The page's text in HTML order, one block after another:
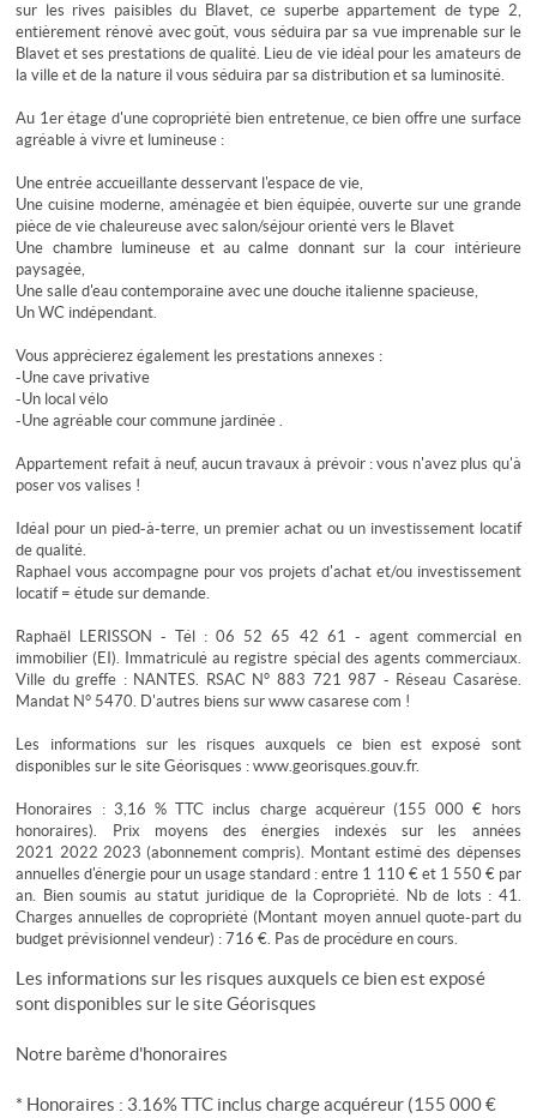
sur les rives paisibles du Blavet, ce superbe appartement de type 2,
entièrement rénové avec goût, vous séduira par sa vue imprenable sur le
Blavet et ses prestations de qualité. Lieu de vie idéal pour les amateurs de
la ville et de la nature il vous séduira par sa distribution et sa luminosité.
Au 1er étage d'une copropriété bien entretenue, ce bien offre une surface
agréable à vivre et lumineuse :
Une entrée accueillante desservant l'espace de vie,
Une cuisine moderne, aménagée et bien équipée, ouverte sur une grande
pièce de vie chaleureuse avec salon/séjour orienté vers le Blavet
Une chambre lumineuse et au calme donnant sur la cour intérieure
paysagée,
Une salle d'eau contemporaine avec une douche italienne spacieuse,
Un WC indépendant.
Vous apprécierez également les prestations annexes :
-Une cave privative
-Un local vélo
-Une agréable cour commune jardinée .
Appartement refait à neuf, aucun travaux à prévoir : vous n'avez plus qu'à
poser vos valises !
Idéal pour un pied-à-terre, un premier achat ou un investissement locatif
de qualité.
Raphael vous accompagne pour vos projets d'achat et/ou investissement
locatif = étude sur demande.
Raphaël LERISSON - Tél : 06 52 65 42 61 - agent commercial en
immobilier (EI). Immatriculé au registre spécial des agents commerciaux.
Ville du greffe : NANTES. RSAC N° 883 721 987 - Réseau Casarèse.
Mandat N° 5470. D'autres biens sur www casarese com !
Les informations sur les risques auxquels ce bien est exposé sont
disponibles sur le site Géorisques : www.georisques.gouv.fr.
Honoraires : 3,16 % TTC inclus charge acquéreur (155 000 € hors
honoraires). Prix moyens des énergies indexés sur les années
2021 2022 2023 (abonnement compris). Montant estimé des dépenses
annuelles d'énergie pour un usage standard : entre 1 110 € et 1 550 € par
an. Bien soumis au statut juridique de la Copropriété. Nb de lots : 41.
Charges annuelles de copropriété (Montant moyen annuel quote-part du
budget prévisionnel vendeur) : 716 €. Pas de procédure en cours.
Les informations sur les risques auxquels ce bien est exposé
sont disponibles sur le siteGéorisques
Notre barème d'honoraires
* Honoraires : 3.16% TTC inclus charge acquéreur (155 000 €